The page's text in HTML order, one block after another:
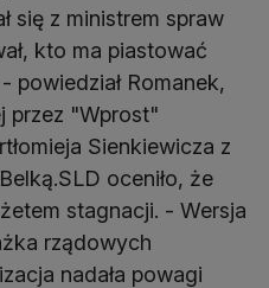
się z ministrem spraw
kto ma piastować
powiedział Romanek,
przez "Wprost"
Sienkiewicza z
oceniło, że
stagnacji. - Wersja
rządowych
nadała powagi